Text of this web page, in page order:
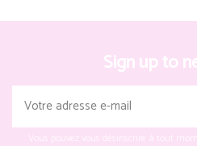
Sign up to